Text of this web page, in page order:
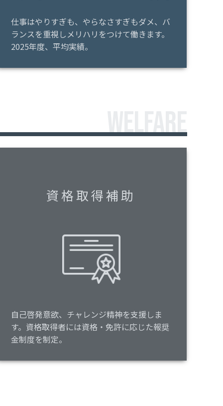
仕事はやりすぎも、やらなさすぎもダメ、バ
ランスを重視しメリハリをつけて働きます。
2025年度、平均実績。
WELFARE
資格取得補助
自己啓発意欲、チャレンジ精神を支援しま
す。資格取得者には資格・免許に応じた報奨
金制度を制定。